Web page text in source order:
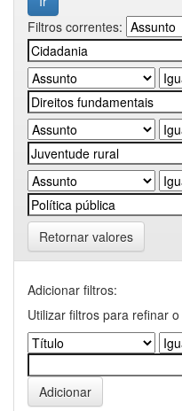
Filtros correntes:
Retornar valores
Adicionar filtros:
Utilizar filtros para refinar